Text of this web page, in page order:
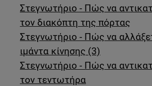
Στεγνωτήριο - Πώς να
τον διακόπτη της πόρτας
Στεγνωτήριο - Πώς να
ιμάντα κίνησης (3)
Στεγνωτήριο - Πώς να
τον τεντωτήρα